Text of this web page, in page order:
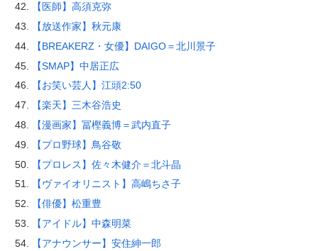
【医師】高須克弥
【放送作家】秋元康
【BREAKERZ・女優】DAIGO＝北川景子
【SMAP】中居正広
【お笑い芸人】江頭2:50
【楽天】三木谷浩史
【漫画家】冨樫義博＝武内直子
【プロ野球】鳥谷敬
【プロレス】佐々木健介＝北斗晶
【ヴァイオリニスト】高嶋ちさ子
【俳優】松重豊
【アイドル】中森明菜
【アナウンサー】安住紳一郎